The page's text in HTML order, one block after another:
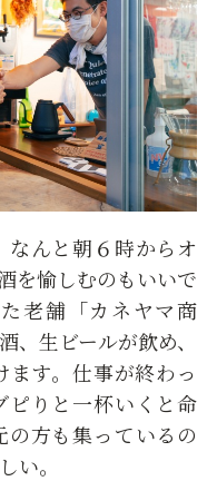
んと朝６時からオ
を愉しむのもいいで
老舗「カネヤマ商
、生ビールが飲め、
す。仕事が終わっ
ピりと一杯いくと命
方も集っているの
い。